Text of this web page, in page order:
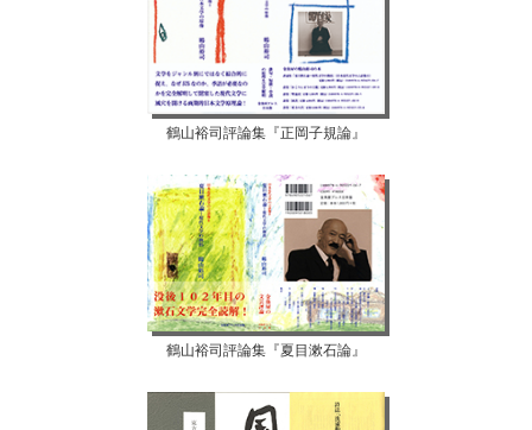
鶴山裕司評論集『正岡子規論』
鶴山裕司評論集『夏目漱石論』